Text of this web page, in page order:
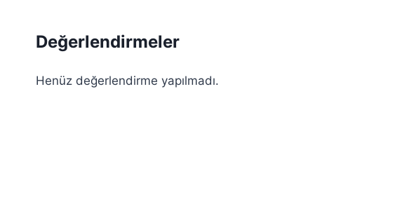
Değerlendirmeler
Henüz değerlendirme yapılmadı.